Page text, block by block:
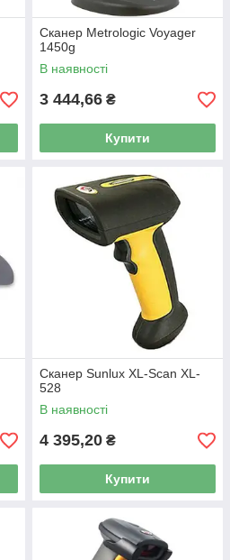
Сканер Metrologic Voyager
1450g
В наявності
3 444,66 ₴
Купити
Сканер Sunlux XL-Scan XL-
528
В наявності
4 395,20 ₴
Купити